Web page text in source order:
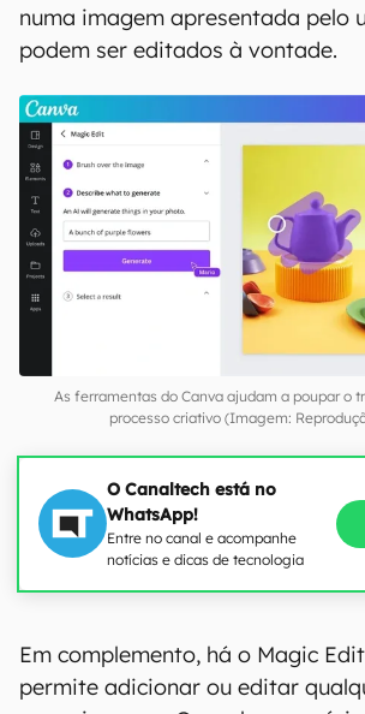
numa imagem apresentada pelo
podem ser editados à vontade.
As ferramentas do Canva ajudam a poupar o
processo criativo (Imagem:
O Canaltech está no
WhatsApp!
Entre no canal e acompanhe
notícias e dicas de tecnologia
Em complemento, há o Magic
permite adicionar ou editar